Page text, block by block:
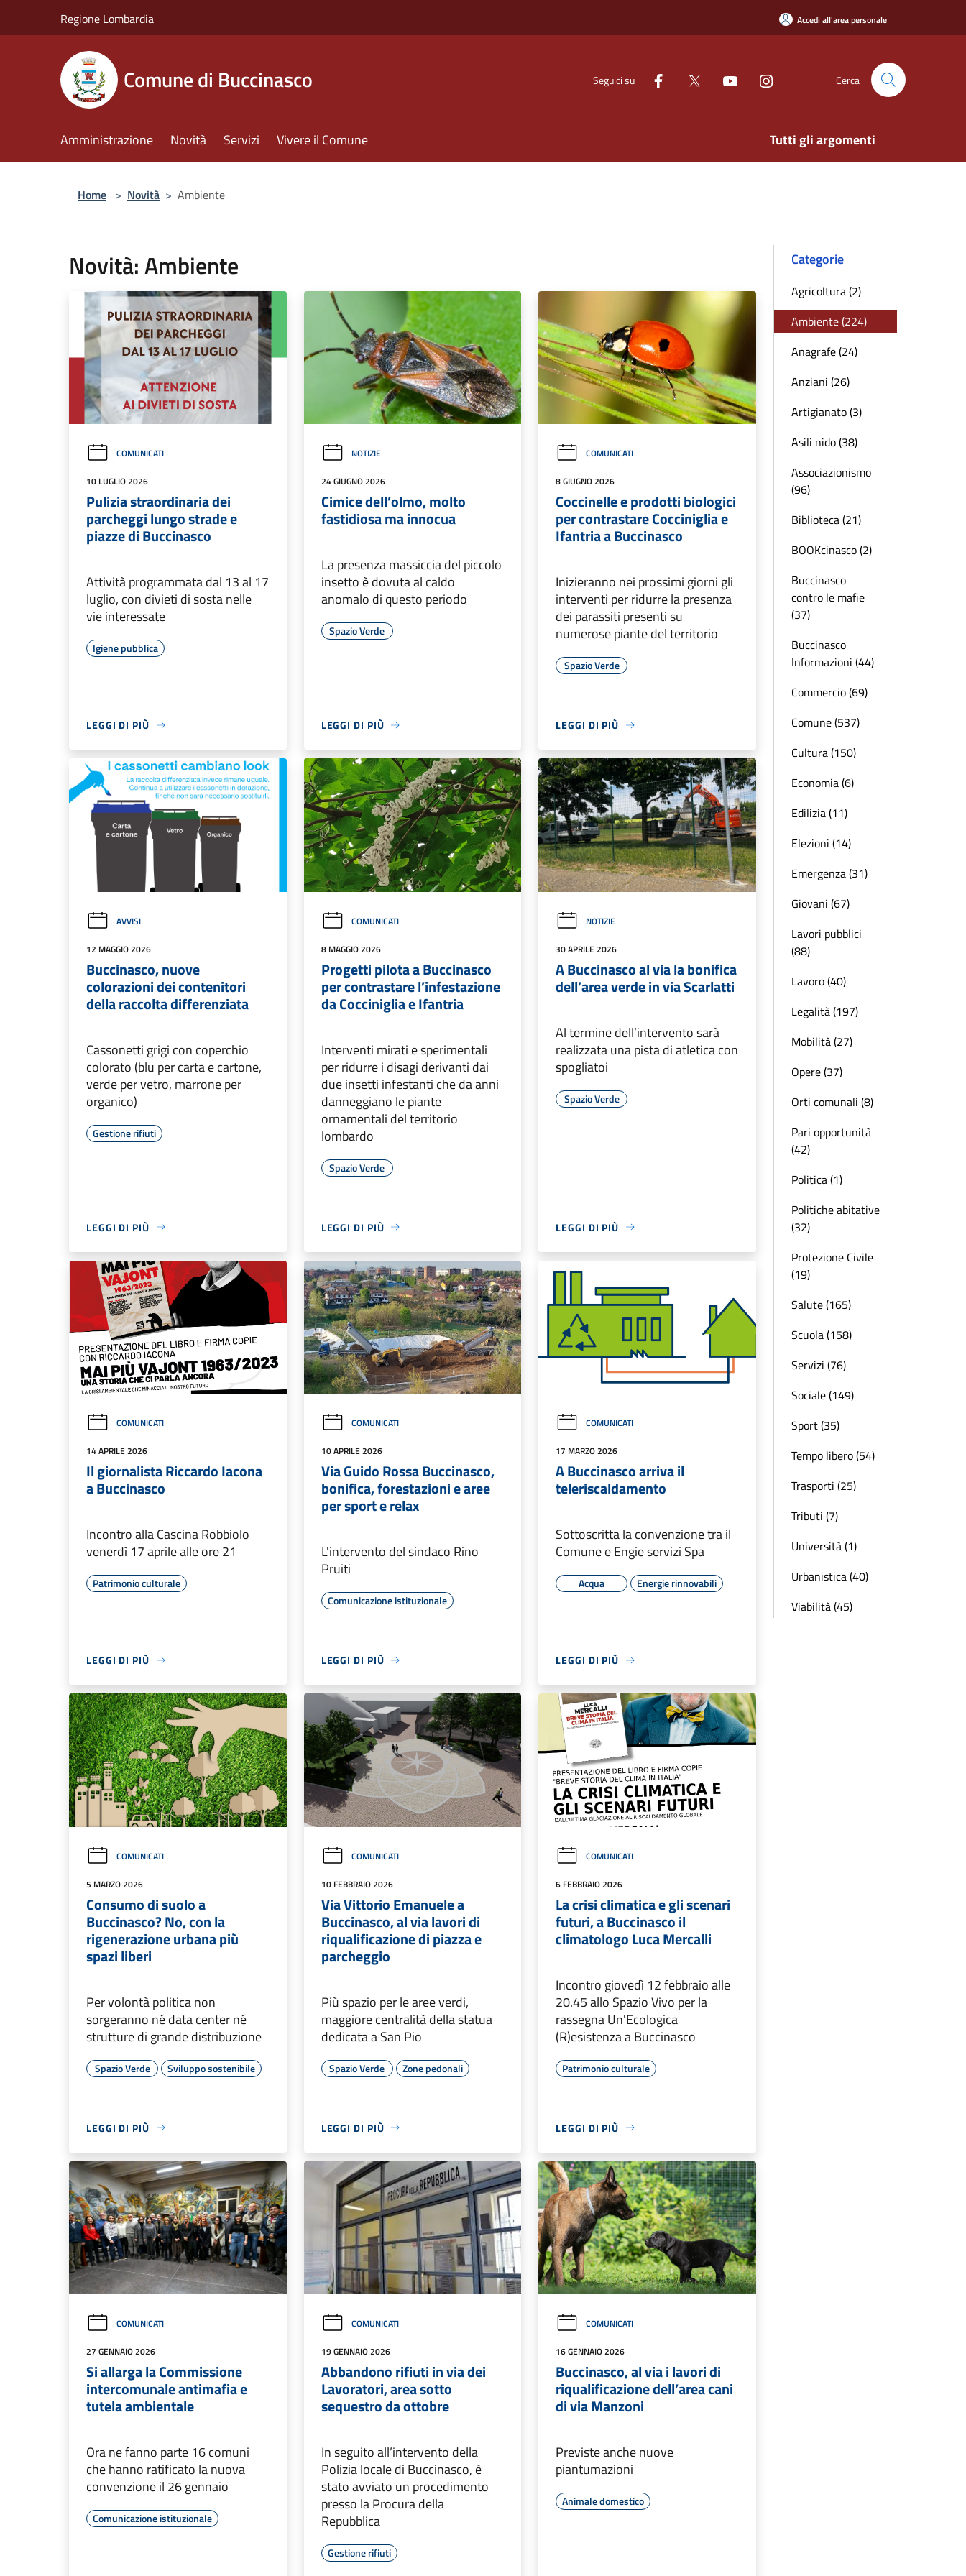
Regione Lombardia Accedi all'area personale
Comune di Buccinasco Seguici su Cerca
Amministrazione Novità Servizi Vivere il Comune Tutti gli argomenti
Home > Novità > Ambiente
Novità: Ambiente
COMUNICATI
10 LUGLIO 2026
Pulizia straordinaria dei
parcheggi lungo strade e
piazze di Buccinasco
Attività programmata dal 13 al 17
luglio, con divieti di sosta nelle
vie interessate
Igiene pubblica
LEGGI DI PIÙ
NOTIZIE
24 GIUGNO 2026
Cimice dell’olmo, molto
fastidiosa ma innocua
La presenza massiccia del piccolo
insetto è dovuta al caldo
anomalo di questo periodo
Spazio Verde
LEGGI DI PIÙ
COMUNICATI
8 GIUGNO 2026
Coccinelle e prodotti biologici
per contrastare Cocciniglia e
Ifantria a Buccinasco
Inizieranno nei prossimi giorni gli
interventi per ridurre la presenza
dei parassiti presenti su
numerose piante del territorio
Spazio Verde
LEGGI DI PIÙ
AVVISI
12 MAGGIO 2026
Buccinasco, nuove
colorazioni dei contenitori
della raccolta differenziata
Cassonetti grigi con coperchio
colorato (blu per carta e cartone,
verde per vetro, marrone per
organico)
Gestione rifiuti
LEGGI DI PIÙ
COMUNICATI
8 MAGGIO 2026
Progetti pilota a Buccinasco
per contrastare l’infestazione
da Cocciniglia e Ifantria
Interventi mirati e sperimentali
per ridurre i disagi derivanti dai
due insetti infestanti che da anni
danneggiano le piante
ornamentali del territorio
lombardo
Spazio Verde
LEGGI DI PIÙ
NOTIZIE
30 APRILE 2026
A Buccinasco al via la bonifica
dell’area verde in via Scarlatti
Al termine dell’intervento sarà
realizzata una pista di atletica con
spogliatoi
Spazio Verde
LEGGI DI PIÙ
COMUNICATI
14 APRILE 2026
Il giornalista Riccardo Iacona
a Buccinasco
Incontro alla Cascina Robbiolo
venerdì 17 aprile alle ore 21
Patrimonio culturale
LEGGI DI PIÙ
COMUNICATI
10 APRILE 2026
Via Guido Rossa Buccinasco,
bonifica, forestazioni e aree
per sport e relax
L'intervento del sindaco Rino
Pruiti
Comunicazione istituzionale
LEGGI DI PIÙ
COMUNICATI
17 MARZO 2026
A Buccinasco arriva il
teleriscaldamento
Sottoscritta la convenzione tra il
Comune e Engie servizi Spa
Acqua Energie rinnovabili
LEGGI DI PIÙ
COMUNICATI
5 MARZO 2026
Consumo di suolo a
Buccinasco? No, con la
rigenerazione urbana più
spazi liberi
Per volontà politica non
sorgeranno né data center né
strutture di grande distribuzione
Spazio Verde Sviluppo sostenibile
LEGGI DI PIÙ
COMUNICATI
10 FEBBRAIO 2026
Via Vittorio Emanuele a
Buccinasco, al via lavori di
riqualificazione di piazza e
parcheggio
Più spazio per le aree verdi,
maggiore centralità della statua
dedicata a San Pio
Spazio Verde Zone pedonali
LEGGI DI PIÙ
COMUNICATI
6 FEBBRAIO 2026
La crisi climatica e gli scenari
futuri, a Buccinasco il
climatologo Luca Mercalli
Incontro giovedì 12 febbraio alle
20.45 allo Spazio Vivo per la
rassegna Un'Ecologica
(R)esistenza a Buccinasco
Patrimonio culturale
LEGGI DI PIÙ
COMUNICATI
27 GENNAIO 2026
Si allarga la Commissione
intercomunale antimafia e
tutela ambientale
Ora ne fanno parte 16 comuni
che hanno ratificato la nuova
convenzione il 26 gennaio
Comunicazione istituzionale
COMUNICATI
19 GENNAIO 2026
Abbandono rifiuti in via dei
Lavoratori, area sotto
sequestro da ottobre
In seguito all’intervento della
Polizia locale di Buccinasco, è
stato avviato un procedimento
presso la Procura della
Repubblica
Gestione rifiuti
COMUNICATI
16 GENNAIO 2026
Buccinasco, al via i lavori di
riqualificazione dell’area cani
di via Manzoni
Previste anche nuove
piantumazioni
Animale domestico
Categorie
Agricoltura (2)
Ambiente (224)
Anagrafe (24)
Anziani (26)
Artigianato (3)
Asili nido (38)
Associazionismo
(96)
Biblioteca (21)
BOOKcinasco (2)
Buccinasco
contro le mafie
(37)
Buccinasco
Informazioni (44)
Commercio (69)
Comune (537)
Cultura (150)
Economia (6)
Edilizia (11)
Elezioni (14)
Emergenza (31)
Giovani (67)
Lavori pubblici
(88)
Lavoro (40)
Legalità (197)
Mobilità (27)
Opere (37)
Orti comunali (8)
Pari opportunità
(42)
Politica (1)
Politiche abitative
(32)
Protezione Civile
(19)
Salute (165)
Scuola (158)
Servizi (76)
Sociale (149)
Sport (35)
Tempo libero (54)
Trasporti (25)
Tributi (7)
Università (1)
Urbanistica (40)
Viabilità (45)